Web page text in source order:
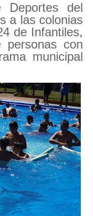
Deportes del
a las colonias
de Infantiles,
personas con
municipal